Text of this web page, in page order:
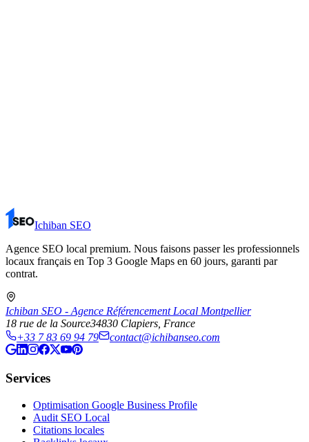
Ichiban SEO
Agence SEO local premium. Nous faisons passer les professionnels
locaux français en Top 3 Google Maps en 60 jours, garanti par
contrat.
Ichiban SEO - Agence Référencement Local Montpellier
18 rue de la Source34830 Clapiers, France
+33 7 83 69 94 79
contact@ichibanseo.com
Services
Optimisation Google Business Profile
Audit SEO Local
Citations locales